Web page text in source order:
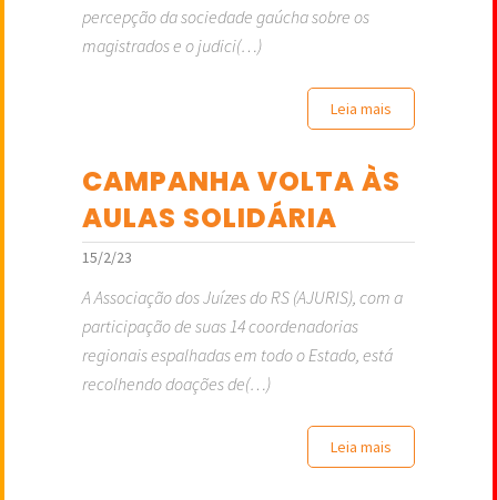
percepção da sociedade gaúcha sobre os
magistrados e o judici(…)
Leia mais
CAMPANHA VOLTA ÀS
AULAS SOLIDÁRIA
15/2/23
A Associação dos Juízes do RS (AJURIS), com a
participação de suas 14 coordenadorias
regionais espalhadas em todo o Estado, está
recolhendo doações de(…)
Leia mais